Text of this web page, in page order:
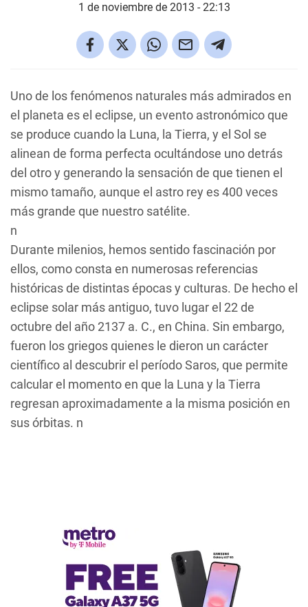
1 de noviembre de 2013 - 22:13
Uno de los fenómenos naturales más admirados en
el planeta es el eclipse, un evento astronómico que
se produce cuando la Luna, la Tierra, y el Sol se
alinean de forma perfecta ocultándose uno detrás
del otro y generando la sensación de que tienen el
mismo tamaño, aunque el astro rey es 400 veces
más grande que nuestro satélite.
n
Durante milenios, hemos sentido fascinación por
ellos, como consta en numerosas referencias
históricas de distintas épocas y culturas. De hecho el
eclipse solar más antiguo, tuvo lugar el 22 de
octubre del año 2137 a. C., en China. Sin embargo,
fueron los griegos quienes le dieron un carácter
científico al descubrir el período Saros, que permite
calcular el momento en que la Luna y la Tierra
regresan aproximadamente a la misma posición en
sus órbitas. n